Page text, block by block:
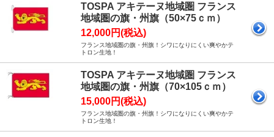
TOSPA アキテーヌ地域圏 フランス
地域圏の旗・州旗（50×75ｃｍ）
12,000円(税込)
フランス地域圏の旗・州旗！シワになりにくい爽やかテ
トロン生地！
TOSPA アキテーヌ地域圏 フランス
地域圏の旗・州旗（70×105ｃｍ）
15,000円(税込)
フランス地域圏の旗・州旗！シワになりにくい爽やかテ
トロン生地！